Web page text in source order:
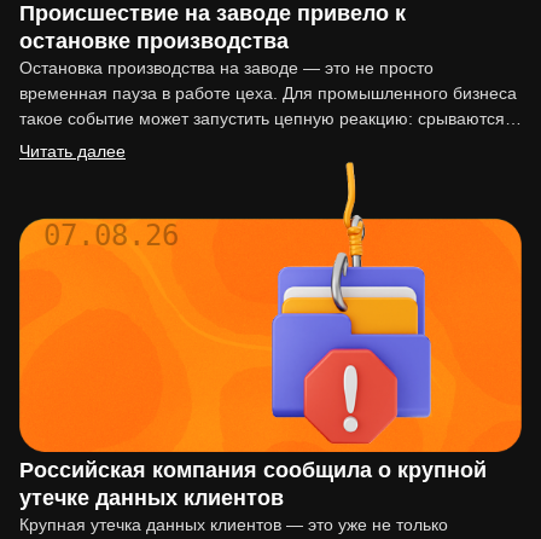
Происшествие на заводе привело к
остановке производства
Остановка производства на заводе — это не просто
временная пауза в работе цеха. Для промышленного бизнеса
такое событие может запустить цепную реакцию: срываются
сроки…
Читать далее
07.08.26
Российская компания сообщила о крупной
утечке данных клиентов
Крупная утечка данных клиентов — это уже не только